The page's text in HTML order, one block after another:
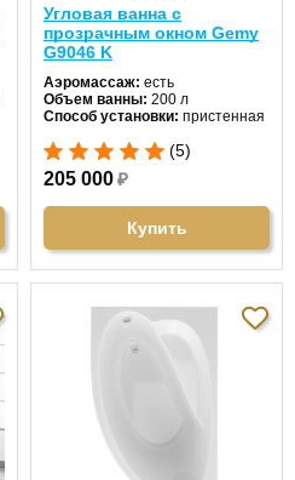
Угловая ванна с
прозрачным окном Gemy
G9046 K
Аэромассаж: есть
Объем ванны: 200 л
Способ установки: пристенная
Длина: 161 см
Ширина: 96 см
Цвет:белый
акрил
Гидромассаж:есть
(5)
205 000₽
Купить